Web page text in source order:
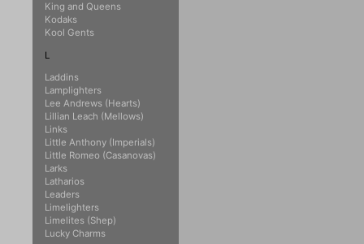
King and Queens
Kodaks
Kool Gents
L
Laddins
Lamplighters
Lee Andrews (Hearts)
Lillian Leach (Mellows)
Links
Little Anthony (Imperials)
Little Romeo (Casanovas)
Larks
Latharios
Leaders
Limelighters
Limelites (Shep)
Lucky Charms